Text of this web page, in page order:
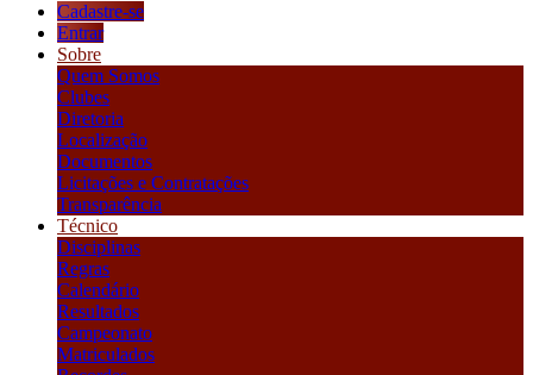
Cadastre-se
Entrar
Sobre
Quem Somos
Clubes
Diretoria
Localização
Documentos
Licitações e Contratações
Transparência
Técnico
Disciplinas
Regras
Calendário
Resultados
Campeonato
Matriculados